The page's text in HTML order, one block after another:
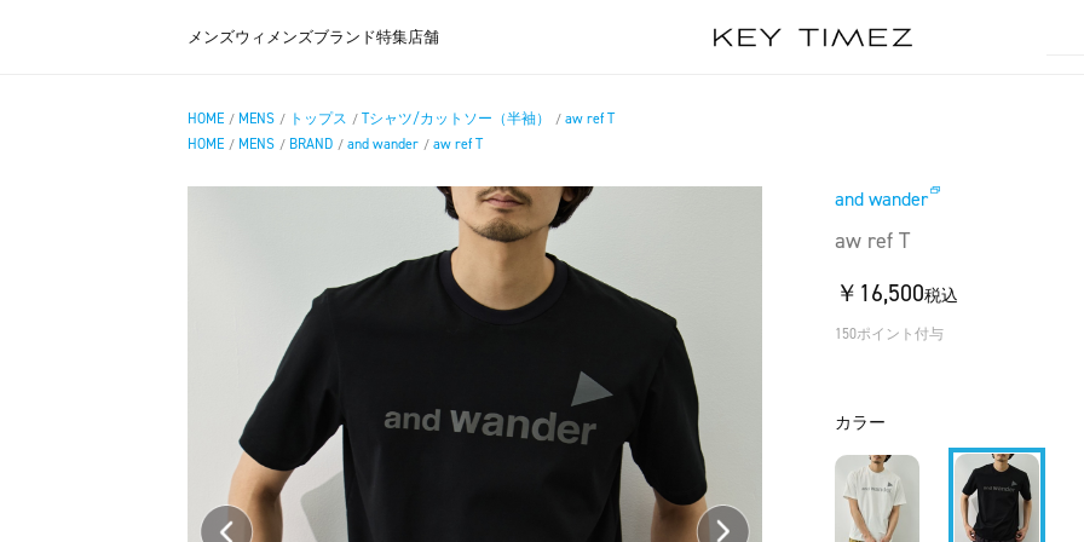
メンズウィメンズブランド特集店舗
HOME / MENS / トップス / Tシャツ/カットソー（半袖） / aw ref T
HOME / MENS / BRAND / and wander / aw ref T
and wander
aw ref T
￥16,500税込
150ポイント付与
カラー